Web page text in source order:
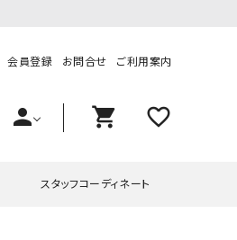
会員登録 お問合せ ご利用案内
person shopping_cart favorite_outline
スタッフコーディネート